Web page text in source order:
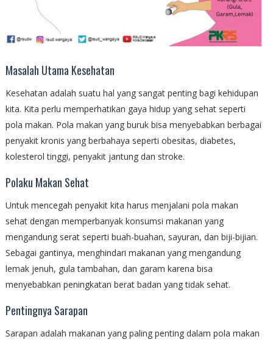
Masalah Utama Kesehatan
Kesehatan adalah suatu hal yang sangat penting bagi kehidupan
kita. Kita perlu memperhatikan gaya hidup yang sehat seperti
pola makan. Pola makan yang buruk bisa menyebabkan berbagai
penyakit kronis yang berbahaya seperti obesitas, diabetes,
kolesterol tinggi, penyakit jantung dan stroke.
Polaku Makan Sehat
Untuk mencegah penyakit kita harus menjalani pola makan
sehat dengan memperbanyak konsumsi makanan yang
mengandung serat seperti buah-buahan, sayuran, dan biji-bijian.
Sebagai gantinya, menghindari makanan yang mengandung
lemak jenuh, gula tambahan, dan garam karena bisa
menyebabkan peningkatan berat badan yang tidak sehat.
Pentingnya Sarapan
Sarapan adalah makanan yang paling penting dalam pola makan